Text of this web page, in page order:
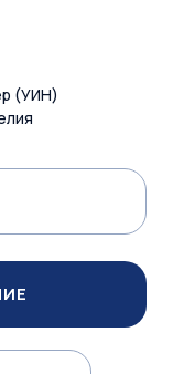
(УИН)